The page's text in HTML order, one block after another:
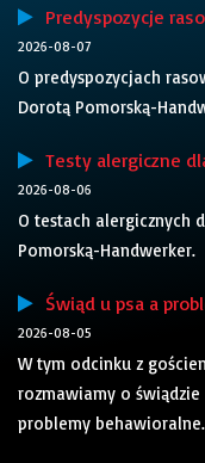
Predyspozycje
2026-08-07
O predyspozycjach
Dorotą Pomorską-
Testy alergiczne
2026-08-06
O testach alergicznych
Pomorską-Handwerker.
Świąd u psa a
2026-08-05
W tym odcinku z
rozmawiamy o świądzie
problemy behawioralne.